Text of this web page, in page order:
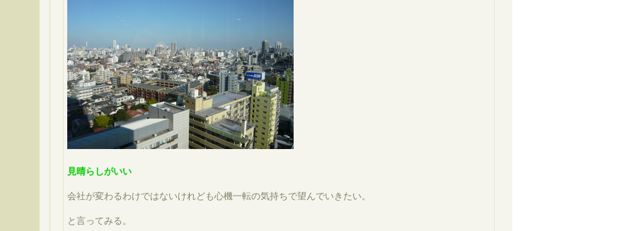
見晴らしがいい
会社が変わるわけではないけれども心機一転の気持ちで望んでいきたい。
と言ってみる。